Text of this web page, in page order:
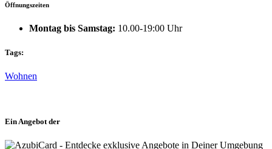
Öffnungszeiten
Montag bis Samstag: 10.00-19:00 Uhr
Tags:
Wohnen
Ein Angebot der